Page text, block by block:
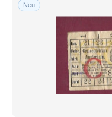
Neu